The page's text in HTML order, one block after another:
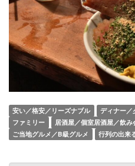
安い／格安／リーズナブル ディナー／
ファミリー
居酒屋／個室居酒屋／飲み
ご当地グルメ／B級グルメ
行列の出来